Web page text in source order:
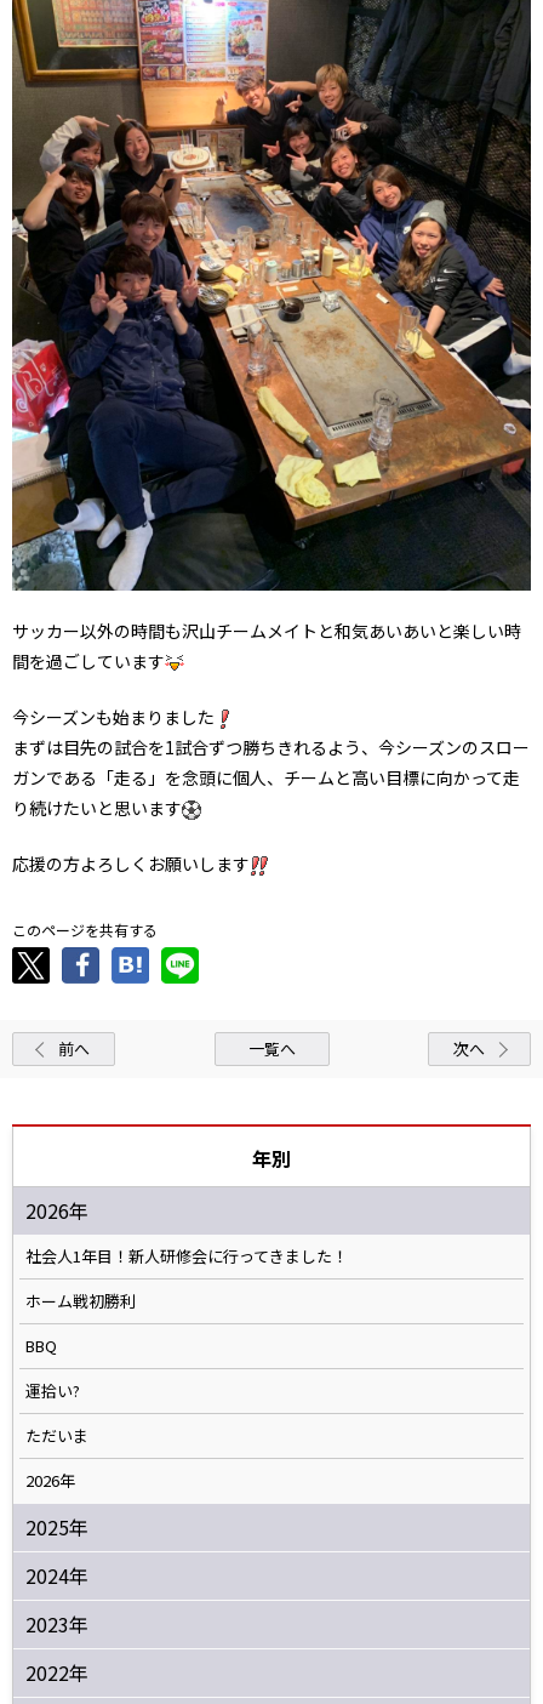
サッカー以外の時間も沢山チームメイトと和気あいあいと楽しい時
間を過ごしています
今シーズンも始まりました
まずは目先の試合を1試合ずつ勝ちきれるよう、今シーズンのスロー
ガンである「走る」を念頭に個人、チームと高い目標に向かって走
り続けたいと思います
応援の方よろしくお願いします
このページを共有する
前へ 一覧へ 次へ
年別
2026年
社会人1年目！新人研修会に行ってきました！
ホーム戦初勝利
BBQ
運拾い?
ただいま
2026年
2025年
2024年
2023年
2022年